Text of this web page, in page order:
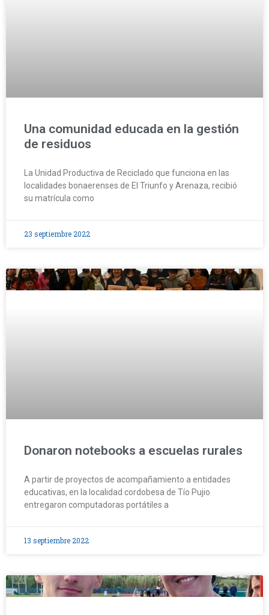
Una comunidad educada en la gestión
de residuos
La Unidad Productiva de Reciclado que funciona en las
localidades bonaerenses de El Triunfo y Arenaza, recibió
su matrícula como
23 septiembre 2022
Donaron notebooks a escuelas rurales
A partir de proyectos de acompañamiento a entidades
educativas, en la localidad cordobesa de Tío Pujio
entregaron computadoras portátiles a
13 septiembre 2022